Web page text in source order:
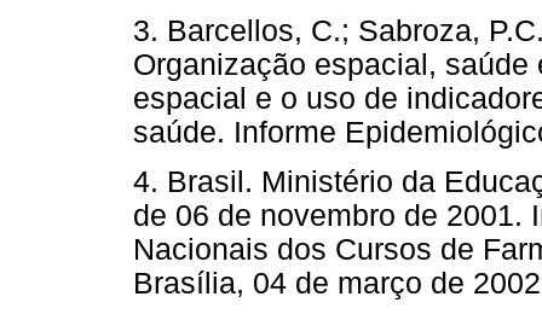
3. Barcellos, C.; Sabroza,
Organização espacial,
espacial e o uso de
saúde. Informe
4. Brasil. Ministério da
de 06 de novembro de 2001.
Nacionais dos Cursos de
Brasília, 04 de março de